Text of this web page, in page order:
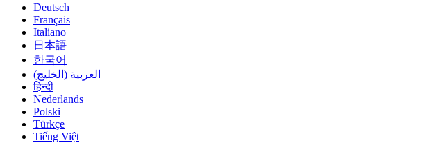
Deutsch
Français
Italiano
日本語
한국어
العربية (الخليج)
हिन्दी
Nederlands
Polski
Türkçe
Tiếng Việt